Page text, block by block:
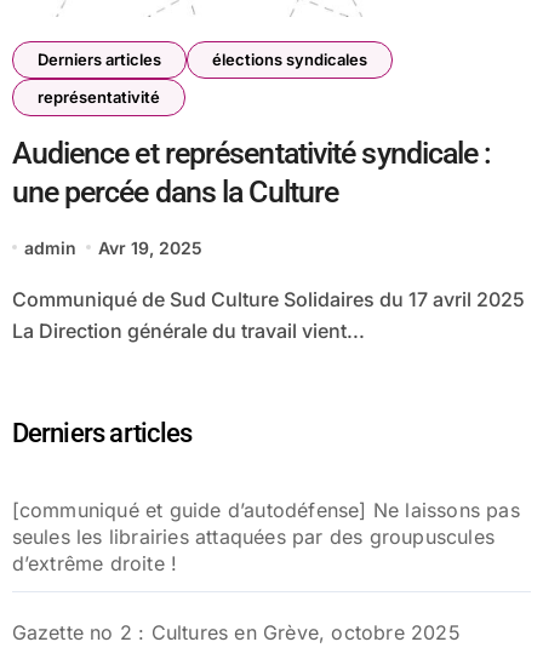
Derniers articles
élections syndicales
représentativité
Audience et représentativité syndicale :
une percée dans la Culture
admin Avr 19, 2025
Communiqué de Sud Culture Solidaires du 17 avril 2025
La Direction générale du travail vient...
Derniers articles
[communiqué et guide d’autodéfense] Ne laissons pas
seules les librairies attaquées par des groupuscules
d’extrême droite !
Gazette no 2 : Cultures en Grève, octobre 2025